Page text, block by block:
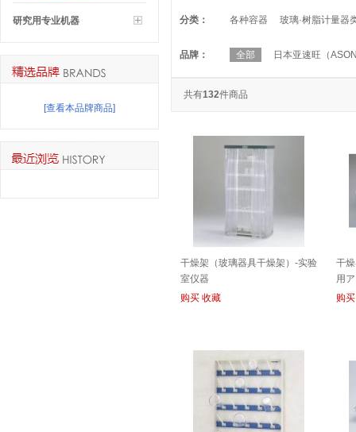
分类： 各种容器 玻璃·树脂计量器
品牌： 全部 日本亚速旺（
共有132件商品
干燥架（玻璃器具干燥架）-实验
室仪器
购买 收藏
干
用
购买
研究用专业机器
[查看本品牌商品]